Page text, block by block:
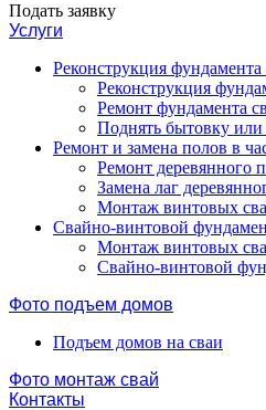
Подать заявку
Услуги
Реконструкция фундамента
Реконструкция
Ремонт фундамента
Поднять бытовку или
Ремонт и замена полов в
Ремонт деревянного
Замена лаг
Монтаж винтовых
Свайно-винтовой
Монтаж винтовых
Свайно-винтовой
Фото подъем домов
Подъем домов на сваи
Фото монтаж свай
Контакты